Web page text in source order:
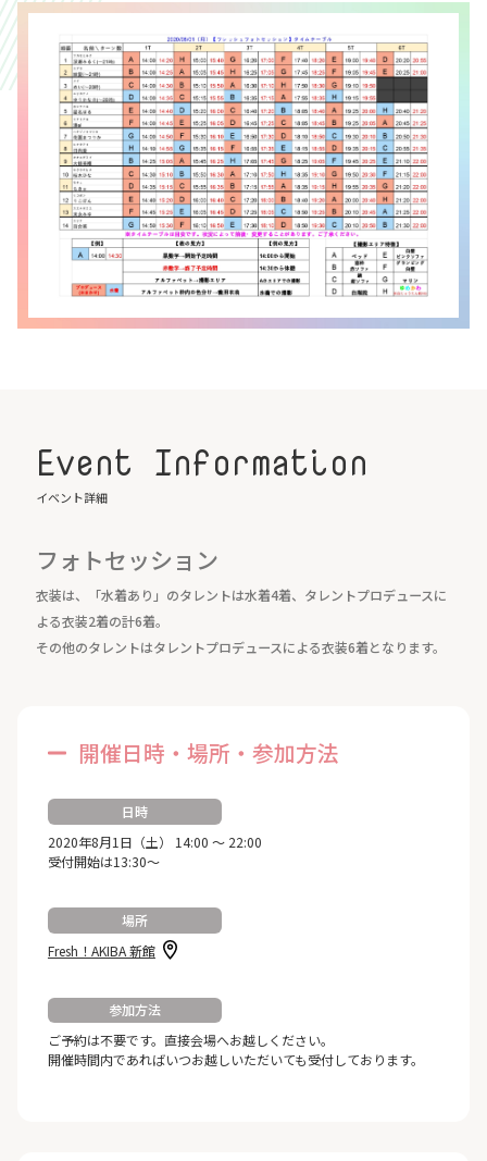
Event Information
イベント詳細
フォトセッション
衣装は、「水着あり」のタレントは水着4着、タレントプロデュースに
よる衣装2着の計6着。
その他のタレントはタレントプロデュースによる衣装6着となります。
開催日時・場所・参加方法
日時
2020年8月1日（土） 14:00 ～ 22:00
受付開始は13:30～
場所
Fresh！AKIBA 新館
参加方法
ご予約は不要です。直接会場へお越しください。
開催時間内であればいつお越しいただいても受付しております。